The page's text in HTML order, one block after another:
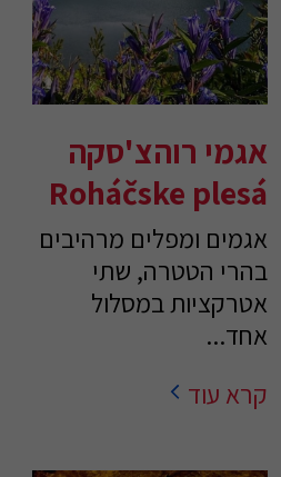
אגמי רוהצ'סקה
Roháčske plesá
אגמים ומפלים מרהיבים
בהרי הטטרה, שתי
אטרקציות במסלול
אחד...
קרא עוד